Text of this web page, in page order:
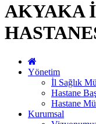
AKYAKA
Yönetim
İl Sağlık
Hastane
Hastane
Kurumsal